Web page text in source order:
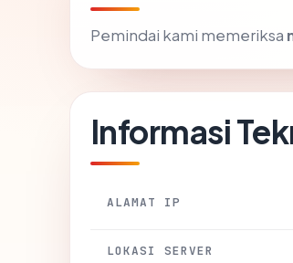
Pemindai kami memeriksa
Informasi
ALAMAT IP
LOKASI SERVER